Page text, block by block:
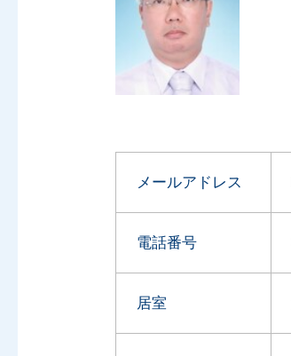
メールアドレス
電話番号
居室